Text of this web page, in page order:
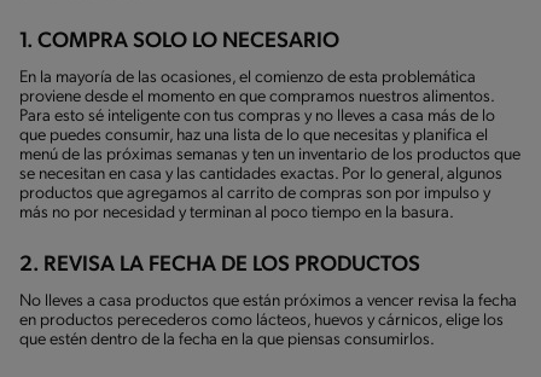
1. COMPRA SOLO LO NECESARIO
En la mayoría de las ocasiones, el comienzo de esta problemática
proviene desde el momento en que compramos nuestros alimentos.
Para esto sé inteligente con tus compras y no lleves a casa más de lo
que puedes consumir, haz una lista de lo que necesitas y planifica el
menú de las próximas semanas y ten un inventario de los productos que
se necesitan en casa y las cantidades exactas. Por lo general, algunos
productos que agregamos al carrito de compras son por impulso y
más no por necesidad y terminan al poco tiempo en la basura.
2. REVISA LA FECHA DE LOS PRODUCTOS
No lleves a casa productos que están próximos a vencer revisa la fecha
en productos perecederos como lácteos, huevos y cárnicos, elige los
que estén dentro de la fecha en la que piensas consumirlos.